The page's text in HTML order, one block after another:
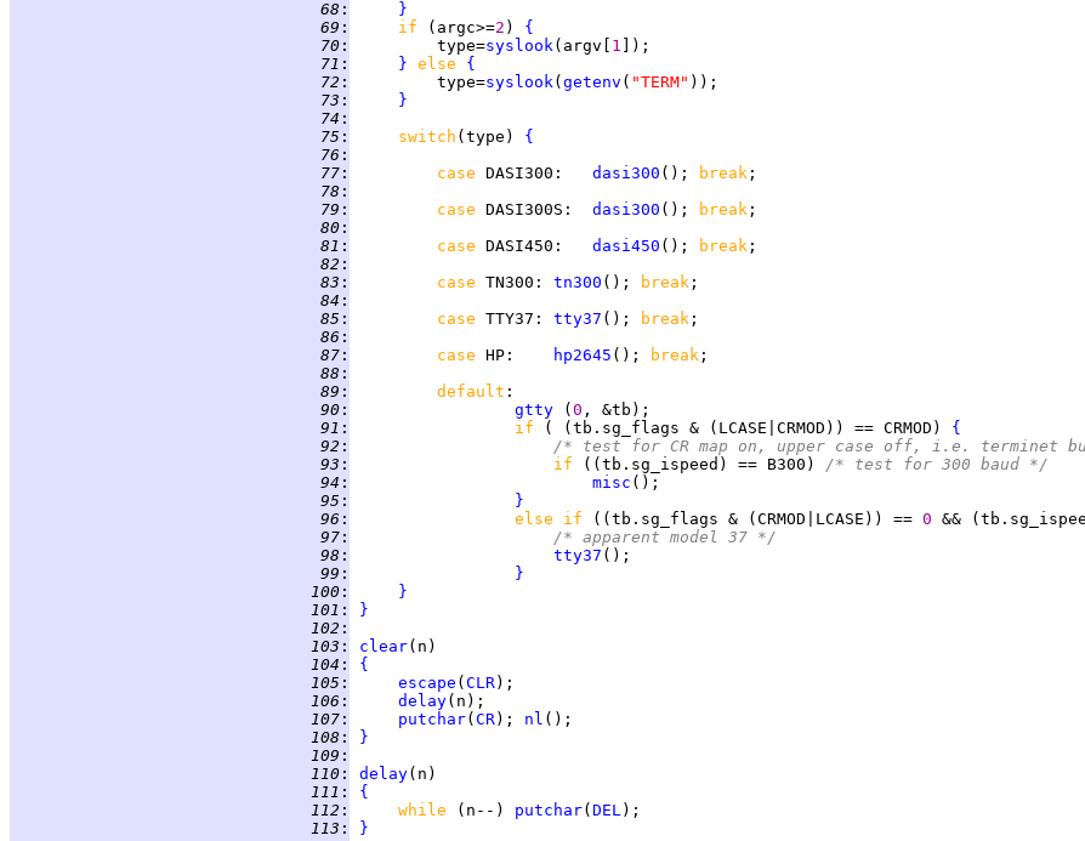
  68
:
}
  69
: if (argc>=2 ) {
  70
:
         type=
syslook (argv[ 1
  71
: } else {
  72
:
         type=
syslook ( getenv ( "TERM"
  73
:
}
  74
:
  75
: switch (type) {
  76
:
  77
: case DASI300 : dasi300 (); break
  78
:
  79
: case DASI300S : dasi300 (); break
  80
:
  81
: case DASI450 : dasi450 (); break
  82
:
  83
: case TN300 : tn300 (); break
  84
:
  85
: case TTY37 : tty37 (); break
  86
:
  87
: case HP : hp2645 (); break
  88
:
  89
: default
  90
: gtty ( 0
  91
: if ( (tb.sg_flags & (LCASE|CRMOD)) == CRMOD) {
  92
:
/* test for CR map on, upper case off, i.e. terminet
  93
: if ((tb.sg_ispeed) == B300)
/* test for 300 baud */
  94
: misc
  95
:
}
  96
: else if ((tb.sg_flags & (CRMOD|LCASE)) == 0 &&
  97
:
/* apparent model 37 */
  98
: tty37
  99
:
}
100 :
}
101 :
}
102 :
103 : clear
104 :
{
105 : escape ( CLR
106 : delay
107 : putchar( CR); nl
108 :
}
109 :
110 : delay
111 :
{
112 : while (n--) putchar( DEL
113 :
}